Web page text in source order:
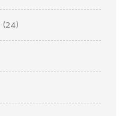
(24)